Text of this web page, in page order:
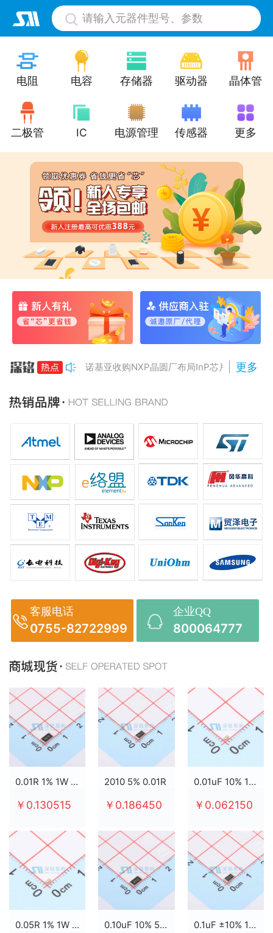
请输入元器件型号、参数
电阻 电容 存储器 驱动器 晶体管
二极管 IC 电源管理 传感器 更多
诺基亚收购NXP晶圆厂布局InP芯片
Anthropic组建AI芯片团队
AMD二季度营收增50%，数据中心业务将翻倍
更多
客服电话
0755-82722999
企业QQ
800064777
0.01R 1% 1W 2512
￥0.130515
2010 5% 0.01R
￥0.186450
0.01uF 10% 100V X7R 0603
￥0.062150
0.05R 1% 1W 2512 0.10uF 10% 50V X7R 0805 0.1uF ±10% 100V X7R 0805